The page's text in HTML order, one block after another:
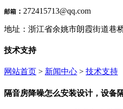
邮箱 ： 272415713@qq.com
地址：浙江省余姚市朗霞街道巷
技术支持
网站首页 > 新闻中心 > 技术支持
隔音房降噪怎么安装设计，设备